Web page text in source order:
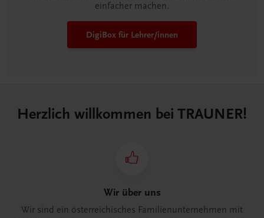
einfacher machen.
DigiBox für Lehrer/innen
Herzlich willkommen bei TRAUNER!
Wir über uns
Wir sind ein österreichisches Familienunternehmen mit